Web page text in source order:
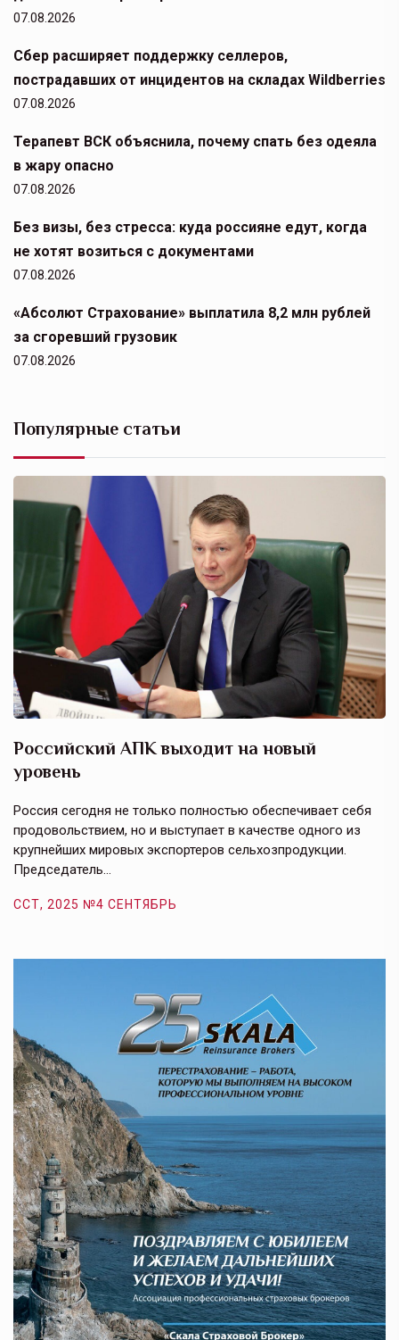
07.08.2026
Сбер расширяет поддержку селлеров,
пострадавших от инцидентов на складах Wildberries
07.08.2026
Терапевт ВСК объяснила, почему спать без одеяла
в жару опасно
07.08.2026
Без визы, без стресса: куда россияне едут, когда
не хотят возиться с документами
07.08.2026
«Абсолют Страхование» выплатила 8,2 млн рублей
за сгоревший грузовик
07.08.2026
Популярные статьи
Российский АПК выходит на новый
уровень
Россия сегодня не только полностью обеспечивает себя
продовольствием, но и выступает в качестве одного из
крупнейших мировых экспортеров сельхозпродукции.
Председатель…
ССТ, 2025 №4 СЕНТЯБРЬ